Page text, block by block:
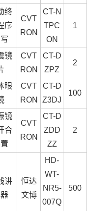
终
序
CVT
RON
CT-N
TPC
ON
1
镜
CVT
RON
CT-D
ZPZ
2
眼
CVT
RON
CT-D
Z3DJ
100
镜
合
CVT
RON
CT-D
ZDD
ZZ
2
讲
恒达
文博
HD-
WT-
NR5-
007Q
500